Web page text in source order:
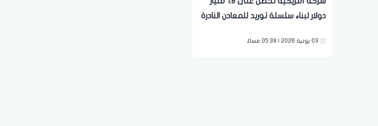
دولار لبناء سلسلة توريد للمعادن النادرة
03 يونية 2026 | 05:39 مساءً